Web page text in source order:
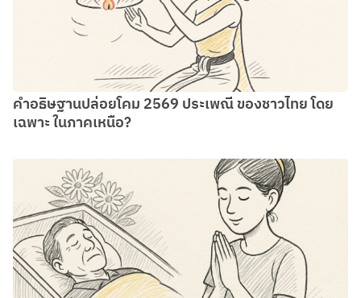
คำอธิษฐานปล่อยโคม 2569 ประเพณี ของชาวไทย โดย
เฉพาะ ในภาคเหนือ?